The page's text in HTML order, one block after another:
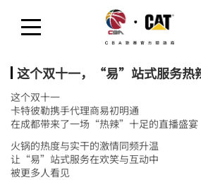
热点新闻
精彩视频
活动
回首页
这个双十一，“易”站式服务热
这个双十一
卡特彼勒携手代理商易初明通
在成都带来了一场“热辣”十足的直播盛宴
火锅的热度与实干的激情同频升温
让“易”站式服务在欢笑与互动中
被更多人看见